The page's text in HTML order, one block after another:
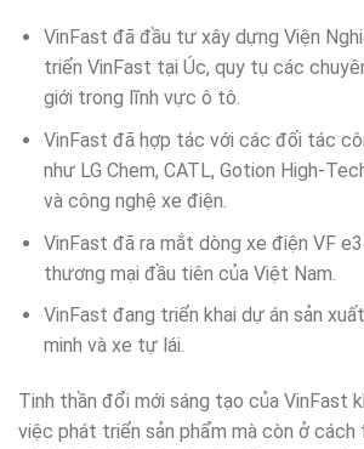
VinFast đã đầu tư xây dựng Viện
triển VinFast tại Úc, quy tụ các
giới trong lĩnh vực ô tô.
VinFast đã hợp tác với các đối tác
như LG Chem, CATL, Gotion High-
và công nghệ xe điện.
VinFast đã ra mắt dòng xe điện VF
thương mại đầu tiên của Việt Nam.
VinFast đang triển khai dự án sản
minh và xe tự lái.
Tinh thần đổi mới sáng tạo của VinFast
việc phát triển sản phẩm mà còn ở